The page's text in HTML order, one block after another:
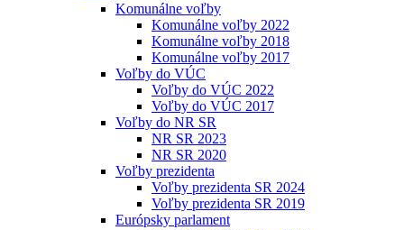
Komunálne voľby
Komunálne voľby 2022
Komunálne voľby 2018
Komunálne voľby 2017
Voľby do VÚC
Voľby do VÚC 2022
Voľby do VÚC 2017
Voľby do NR SR
NR SR 2023
NR SR 2020
Voľby prezidenta
Voľby prezidenta SR 2024
Voľby prezidenta SR 2019
Európsky parlament